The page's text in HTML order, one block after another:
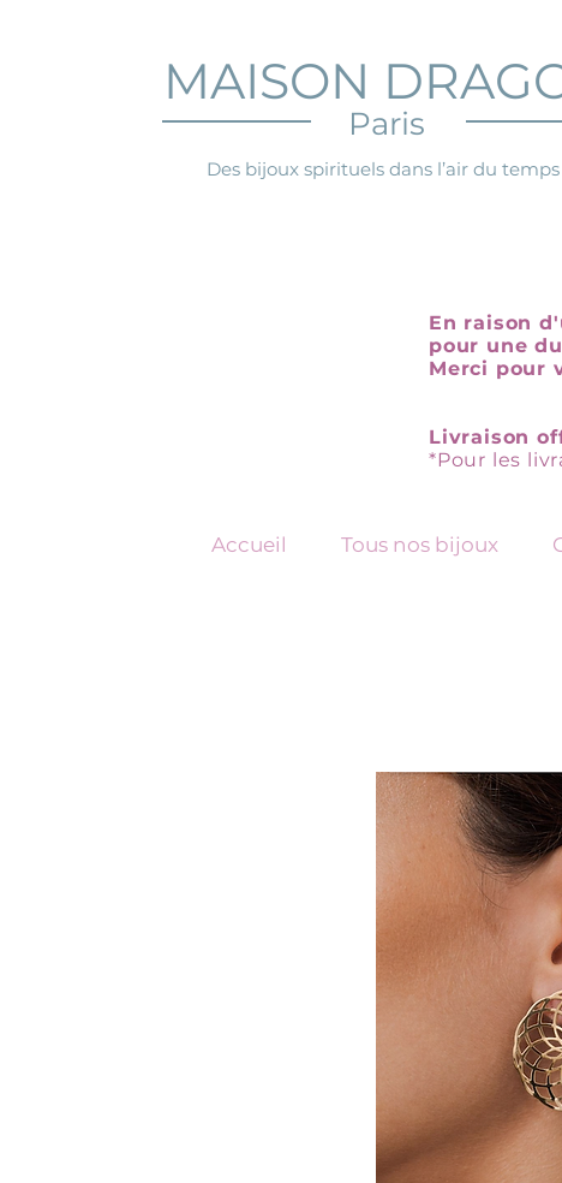
Paris
MAISON
Des bijoux spirituels dans l’air du temps
En raison
pour une
Merci pour
Livraison
*Pour les
Accueil Tous nos bijoux